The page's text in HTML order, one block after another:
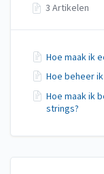
3 Artikelen
Hoe maak ik
Hoe beheer
Hoe maak ik
strings?